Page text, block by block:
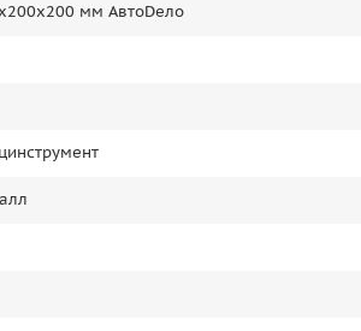
мм АвтоDело